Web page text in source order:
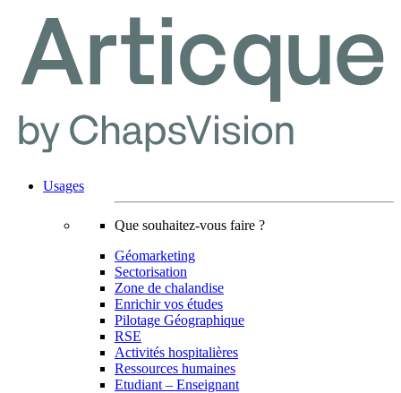
Usages
Que souhaitez-vous faire ?
Géomarketing
Sectorisation
Zone de chalandise
Enrichir vos études
Pilotage Géographique
RSE
Activités hospitalières
Ressources humaines
Etudiant – Enseignant